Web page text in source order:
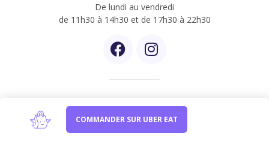
De lundi au vendredi
de 11h30 à 14h30 et de 17h30 à 22h30
Newsletter
Inscrivez-vous à notre newsletter et être informer de
COMMANDER SUR UBER EAT